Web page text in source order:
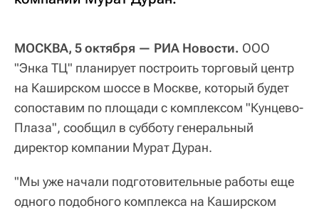
МОСКВА, 5 октября — РИА Новости. ООО
"Энка ТЦ" планирует построить торговый центр
на Каширском шоссе в Москве, который будет
сопоставим по площади с комплексом "Кунцево-
Плаза", сообщил в субботу генеральный
директор компании Мурат Дуран.
"Мы уже начали подготовительные работы еще
одного подобного комплекса на Каширском